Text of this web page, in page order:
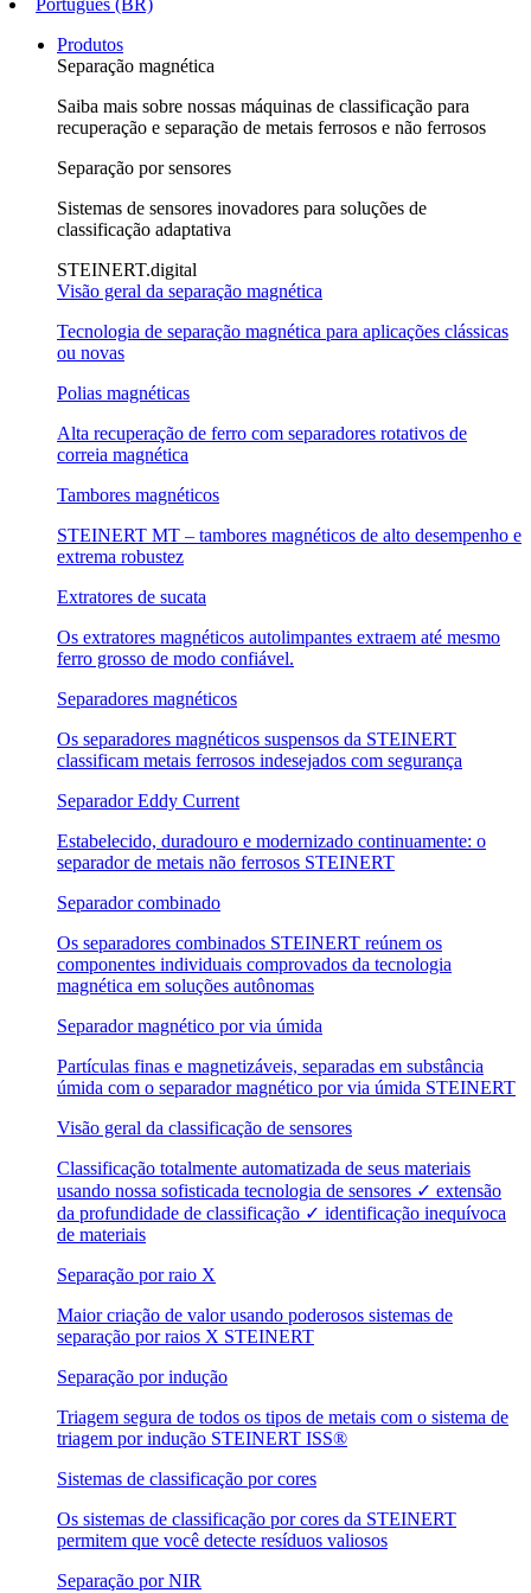
Produtos
Separação magnética
Saiba mais sobre nossas máquinas de classificação para
recuperação e separação de metais ferrosos e não ferrosos
Separação por sensores
Sistemas de sensores inovadores para soluções de
classificação adaptativa
STEINERT.digital
Visão geral da separação magnética
Tecnologia de separação magnética para aplicações clássicas
ou novas
Polias magnéticas
Alta recuperação de ferro com separadores rotativos de
correia magnética
Tambores magnéticos
STEINERT MT – tambores magnéticos de alto desempenho e
extrema robustez
Extratores de sucata
Os extratores magnéticos autolimpantes extraem até mesmo
ferro grosso de modo confiável.
Separadores magnéticos
Os separadores magnéticos suspensos da STEINERT
classificam metais ferrosos indesejados com segurança
Separador Eddy Current
Estabelecido, duradouro e modernizado continuamente: o
separador de metais não ferrosos STEINERT
Separador combinado
Os separadores combinados STEINERT reúnem os
componentes individuais comprovados da tecnologia
magnética em soluções autônomas
Separador magnético por via úmida
Partículas finas e magnetizáveis, separadas em substância
úmida com o separador magnético por via úmida STEINERT
Visão geral da classificação de sensores
Classificação totalmente automatizada de seus materiais
usando nossa sofisticada tecnologia de sensores ✓ extensão
da profundidade de classificação ✓ identificação inequívoca
de materiais
Separação por raio X
Maior criação de valor usando poderosos sistemas de
separação por raios X STEINERT
Separação por indução
Triagem segura de todos os tipos de metais com o sistema de
triagem por indução STEINERT ISS®
Sistemas de classificação por cores
Os sistemas de classificação por cores da STEINERT
permitem que você detecte resíduos valiosos
Separação por NIR